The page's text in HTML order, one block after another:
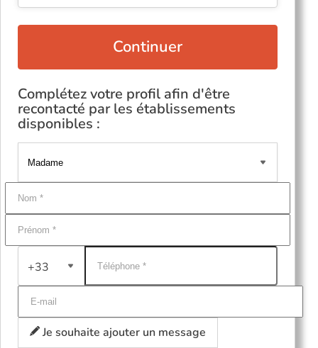
Continuer
Complétez votre profil afin d'être
recontacté par les établissements
disponibles :
+33
Je souhaite ajouter un message